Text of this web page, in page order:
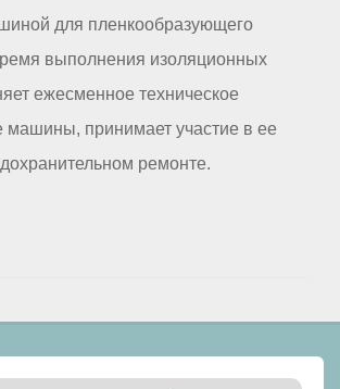
для пленкообразующего
выполнения изоляционных
ежесменное техническое
машины, принимает участие в ее
ремонте.